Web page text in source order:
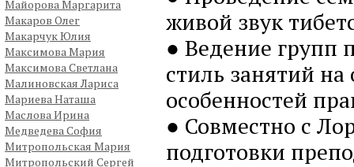
Майорова Маргарита
Макаров Олег
Макарчук Юлия
Максимова Мария
Максимова Светлана
Малиновская Лариса
Мариева Наташа
Маслова Ирина
Медведева София
Митропольская Мария
Митропольский Сергей
живой звук
● Ведение групп
стиль занятий
особенностей
● Совместно с
подготовки